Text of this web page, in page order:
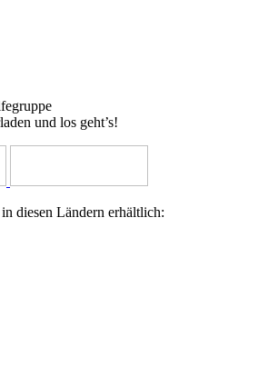
und los geht’s!
diesen Ländern erhältlich: